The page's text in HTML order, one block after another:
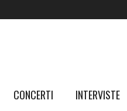
CONCERTI INTERVISTE